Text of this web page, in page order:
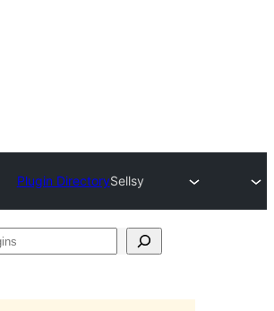
Plugin DirectorySellsy